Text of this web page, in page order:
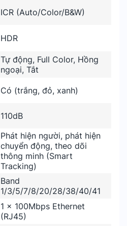
ICR (Auto/Color/B&W)
HDR
Tự động, Full Color, Hồng
ngoại, Tắt
Có (trắng, đỏ, xanh)
110dB
Phát hiện người, phát hiện
chuyển động, theo dõi
thông minh (Smart
Tracking)
Band
1/3/5/7/8/20/28/38/40/41
1 x 100Mbps Ethernet
(RJ45)